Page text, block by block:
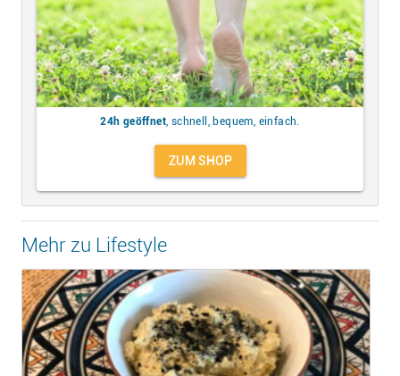
24h geöffnet, schnell, bequem, einfach.
ZUM SHOP
Mehr zu Lifestyle